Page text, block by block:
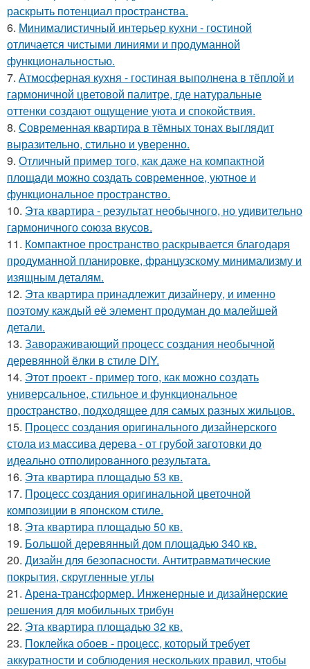
раскрыть потенциал пространства.
6. Минималистичный интерьер кухни - гостиной
отличается чистыми линиями и продуманной
функциональностью.
7. Атмосферная кухня - гостиная выполнена в тёплой и
гармоничной цветовой палитре, где натуральные
оттенки создают ощущение уюта и спокойствия.
8. Современная квартира в тёмных тонах выглядит
выразительно, стильно и уверенно.
9. Отличный пример того, как даже на компактной
площади можно создать современное, уютное и
функциональное пространство.
10. Эта квартира - результат необычного, но удивительно
гармоничного союза вкусов.
11. Компактное пространство раскрывается благодаря
продуманной планировке, французскому минимализму и
изящным деталям.
12. Эта квартира принадлежит дизайнеру, и именно
поэтому каждый её элемент продуман до малейшей
детали.
13. Завораживающий процесс создания необычной
деревянной ёлки в стиле DIY.
14. Этот проект - пример того, как можно создать
универсальное, стильное и функциональное
пространство, подходящее для самых разных жильцов.
15. Процесс создания оригинального дизайнерского
стола из массива дерева - от грубой заготовки до
идеально отполированного результата.
16. Эта квартира площадью 53 кв.
17. Процесс создания оригинальной цветочной
композиции в японском стиле.
18. Эта квартира площадью 50 кв.
19. Большой деревянный дом площадью 340 кв.
20. Дизайн для безопасности. Антитравматические
покрытия, скругленные углы
21. Арена-трансформер. Инженерные и дизайнерские
решения для мобильных трибун
22. Эта квартира площадью 32 кв.
23. Поклейка обоев - процесс, который требует
аккуратности и соблюдения нескольких правил, чтобы